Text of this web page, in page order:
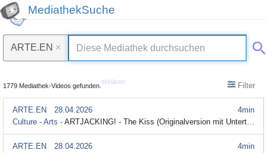
MediathekSuche
ARTE.EN ×
1779 Mediathek-Videos gefunden.
erklären Filter
4min
ARTE.EN
28.04.2026
Culture - Arts - ARTJACKING! - The Kiss (Originalversion mit Untertitel)
4min
ARTE.EN
28.04.2026